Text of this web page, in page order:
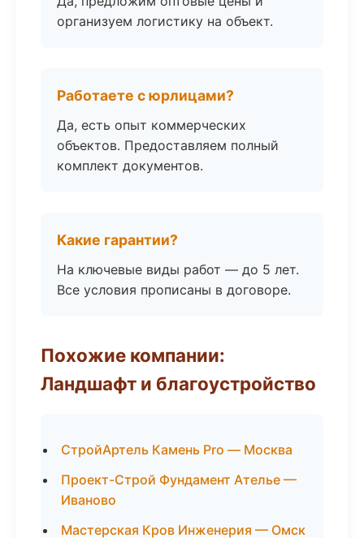
организуем логистику на объект.
Работаете с юрлицами?
Да, есть опыт коммерческих
объектов. Предоставляем полный
комплект документов.
Какие гарантии?
На ключевые виды работ — до 5 лет.
Все условия прописаны в договоре.
Похожие компании:
Ландшафт и благоустройство
СтройАртель Камень Pro — Москва
Проект-Строй Фундамент Ателье —
Иваново
Мастерская Кров Инженерия — Омск